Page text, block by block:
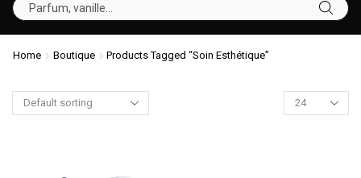
Home Boutique Products Tagged “soin Esthétique”